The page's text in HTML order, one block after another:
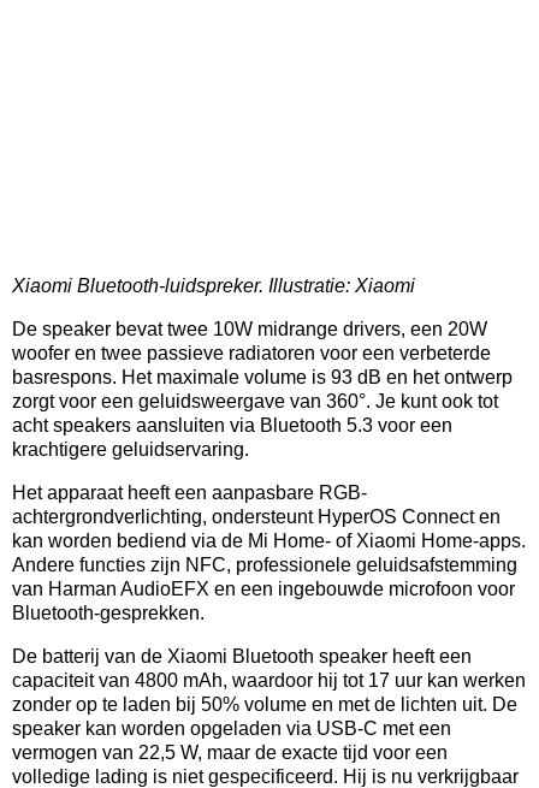
Xiaomi Bluetooth-luidspreker. Illustratie: Xiaomi
De speaker bevat twee 10W midrange drivers, een 20W
woofer en twee passieve radiatoren voor een verbeterde
basrespons. Het maximale volume is 93 dB en het ontwerp
zorgt voor een geluidsweergave van 360°. Je kunt ook tot
acht speakers aansluiten via Bluetooth 5.3 voor een
krachtigere geluidservaring.
Het apparaat heeft een aanpasbare RGB-
achtergrondverlichting, ondersteunt HyperOS Connect en
kan worden bediend via de Mi Home- of Xiaomi Home-apps.
Andere functies zijn NFC, professionele geluidsafstemming
van Harman AudioEFX en een ingebouwde microfoon voor
Bluetooth-gesprekken.
De batterij van de Xiaomi Bluetooth speaker heeft een
capaciteit van 4800 mAh, waardoor hij tot 17 uur kan werken
zonder op te laden bij 50% volume en met de lichten uit. De
speaker kan worden opgeladen via USB-C met een
vermogen van 22,5 W, maar de exacte tijd voor een
volledige lading is niet gespecificeerd. Hij is nu verkrijgbaar